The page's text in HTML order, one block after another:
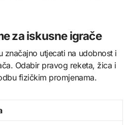
za iskusne igrače
utjecati na udobnost i
Odabir pravog reketa, žica i
fizičkim promjenama.